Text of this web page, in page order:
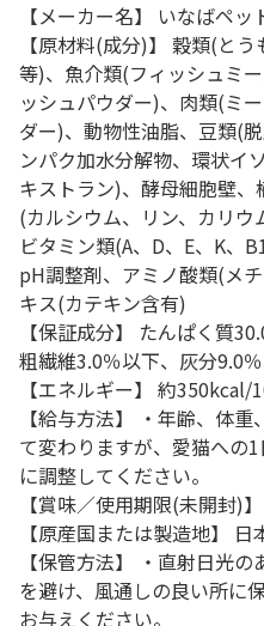
【メーカー名】 いなばペ
【原材料(成分)】 穀類(と
等)、魚介類(フィッシュミ
ッシュパウダー)、肉類(ミ
ダー)、動物性油脂、豆類(
ンパク加水分解物、環状イ
キストラン)、酵母細胞壁
(カルシウム、リン、カリウ
ビタミン類(A、D、E、K、
pH調整剤、アミノ酸類(メ
キス(カテキン含有)
【保証成分】 たんぱく質
粗繊維3.0％以下、灰分9.0
【エネルギー】 約350kcal/
【給与方法】 ・年齢、体
て変わりますが、愛猫への
に調整してください。
【賞味／使用期限(未開封)
【原産国または製造地】 日
【保管方法】 ・直射日光
を避け、風通しの良い所に
お与えください。